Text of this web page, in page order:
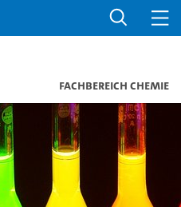
Fachbereich Chemie